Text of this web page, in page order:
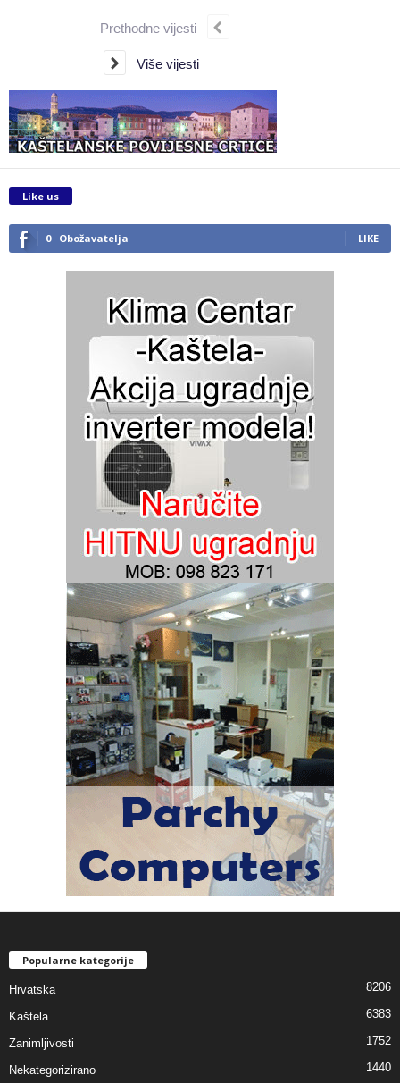
Prethodne vijesti
Više vijesti
Like us
0 Obožavatelja LIKE
Popularne kategorije
Hrvatska 8206
Kaštela 6383
Zanimljivosti 1752
Nekategorizirano 1440